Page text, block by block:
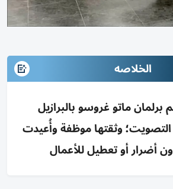
الخلاصه
برلمان ماتو غروسو بالبرازيل
وثقتها موظفة وأُعيدت
أضرار أو تعطيل للأعمال